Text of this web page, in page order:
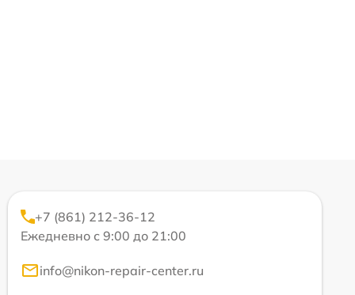
+7 (861) 212-36-12
Ежедневно с 9:00 до 21:00
info@nikon-repair-center.ru